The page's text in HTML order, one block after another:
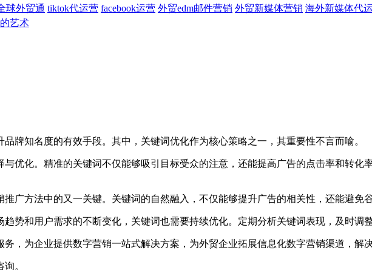
球外贸通 tiktok代运营 facebook运营 外贸edm邮件营销 外贸新媒体营销 海外新媒体代
艺术
牌知名度的有效手段。其中，关键词优化作为核心策略之一，其重要性不言而喻。
化。精准的关键词不仅能够吸引目标受众的注意，还能提高广告的点击率和转化
方法中的又一关键。关键词的自然融入，不仅能够提升广告的相关性，还能避免谷
和用户需求的不断变化，关键词也需要持续优化。定期分析关键词表现，及时调整
为企业提供数字营销一站式解决方案，为外贸企业拓展信息化数字营销渠道，解决
。